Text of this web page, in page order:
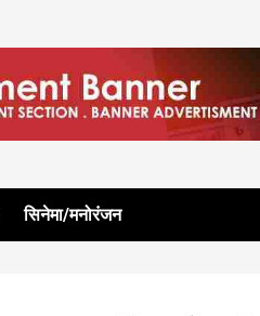
सिनेमा/मनोरंजन